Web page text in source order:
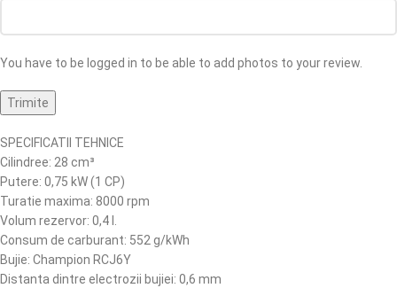
You have to be logged in to be able to add photos to your review.
SPECIFICATII TEHNICE
Cilindree: 28 cm³
Putere: 0,75 kW (1 CP)
Turatie maxima: 8000 rpm
Volum rezervor: 0,4 l.
Consum de carburant: 552 g/kWh
Bujie: Champion RCJ6Y
Distanta dintre electrozii bujiei: 0,6 mm